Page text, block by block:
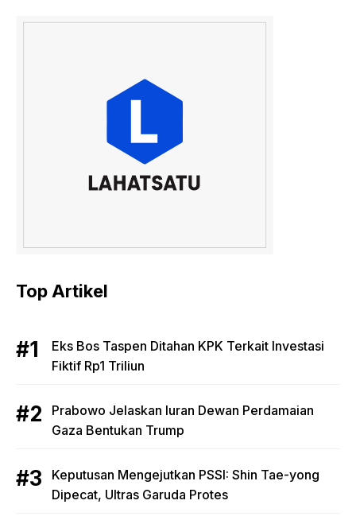
Top Artikel
Eks Bos Taspen Ditahan KPK Terkait Investasi
Fiktif Rp1 Triliun
Prabowo Jelaskan Iuran Dewan Perdamaian
Gaza Bentukan Trump
Keputusan Mengejutkan PSSI: Shin Tae-yong
Dipecat, Ultras Garuda Protes